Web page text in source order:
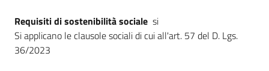
Requisiti di sostenibilità sociale si
Si applicano le clausole sociali di cui all'art. 57 del D. Lgs.
36/2023